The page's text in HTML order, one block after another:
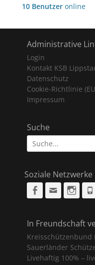
10 Benutzer online
Administrative
Login
Kontakt KSB
Datenschutz
Cookie-Richtlinie
Impressum
Suche
Suche
nach:
Soziale Netzwerke
Facebook
Email
In Freundschaft
Kreisschützenbund
Sauerländer
Livehaftig 100% –